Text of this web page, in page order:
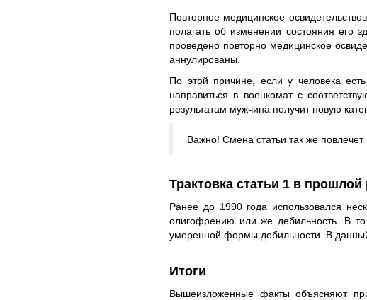
Повторное медицинское
полагать об изменении состояния его
проведено повторно медицинское
аннулированы.
По этой причине, если у человека
направиться в военкомат с
результатам мужчина получит новую
Важно! Смена статьи так же повлечет
Трактовка статьи 1 в прошлой
Ранее до 1990 года использовался
олигофрению или же дебильность. В то
умеренной формы дебильности. В данный
Итоги
Вышеизложенные факты объясняют